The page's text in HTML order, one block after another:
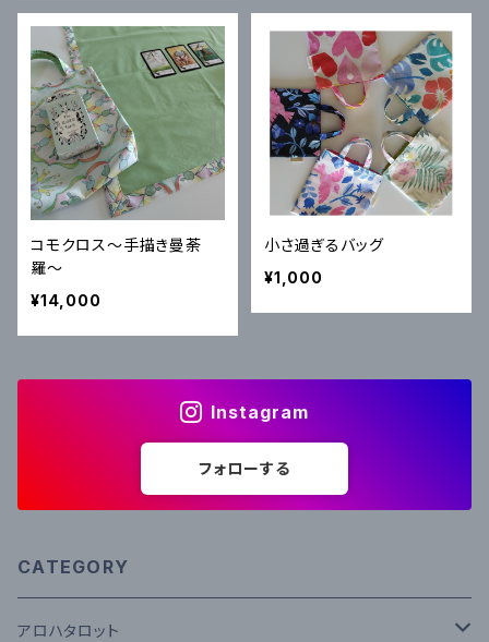
コモクロス〜手描き曼荼
羅〜
¥14,000
小さ過ぎるバッグ
¥1,000
Instagram
フォローする
CATEGORY
アロハタロット